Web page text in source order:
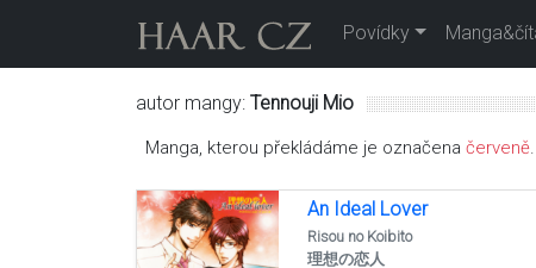
Povídky
autor mangy: Tennouji Mio
Manga, kterou překládáme je označena červeně
An Ideal Lover
Risou no Koibito
理想の恋人